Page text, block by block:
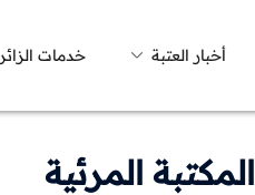
أخبار العتبة خدمات الزائر
المكتبة المرئية